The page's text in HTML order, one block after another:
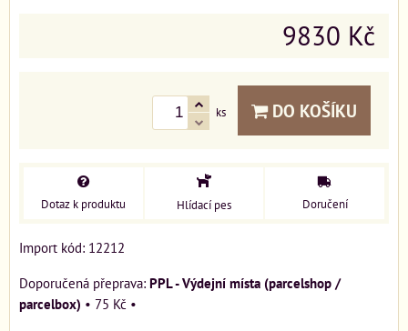
9830 Kč
ks DO KOŠÍKU
Dotaz k produktu Hlídací pes Doručení
Import kód: 12212
PPL - Výdejní místa (parcelshop /
parcelbox) • 75 Kč •